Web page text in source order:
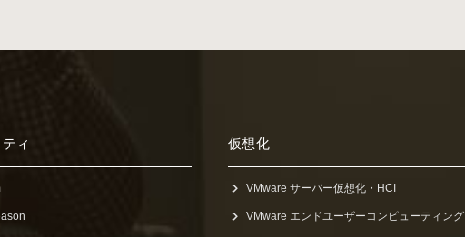
ィ 仮想化
VMware サーバー仮想化・HCI
VMware エンドユーザーコンピューティング